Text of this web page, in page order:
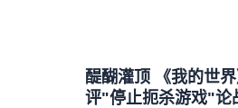
醍醐灌顶 《我的世
评"停止扼杀游戏"论